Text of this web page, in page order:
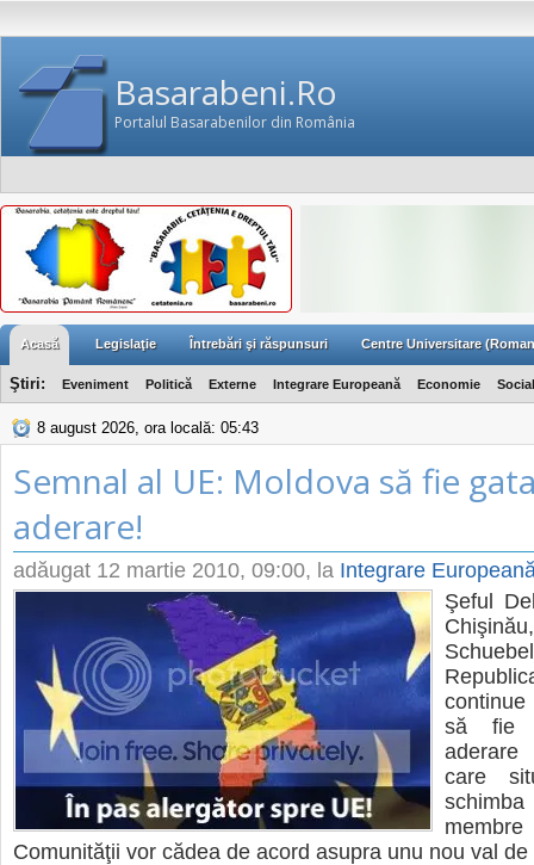
Basarabeni.Ro
Portalul Basarabenilor din România
Acasă Legislaţie Întrebări şi răspunsuri Centre Universitare
Ştiri: Eveniment Politică Externe Integrare Europeană Economie Social
8 august 2026, ora locală: 05:43
Semnal al UE: Moldova să fie
aderare!
adăugat 12 martie 2010, 09:00, la Integrare
Şeful
să fie
care
Comunităţii vor cădea de acord asupra unu nou val